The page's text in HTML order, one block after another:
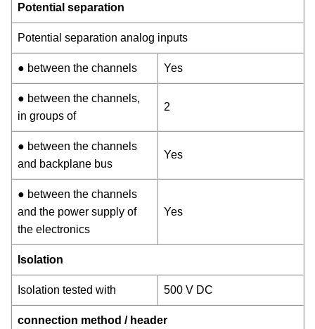
Potential separation
Potential separation analog inputs
● between the channels Yes
● between the channels,
in groups of
2
● between the channels
and backplane bus
Yes
● between the channels
and the power supply of
the electronics
Yes
Isolation
Isolation tested with 500 V DC
connection method / header